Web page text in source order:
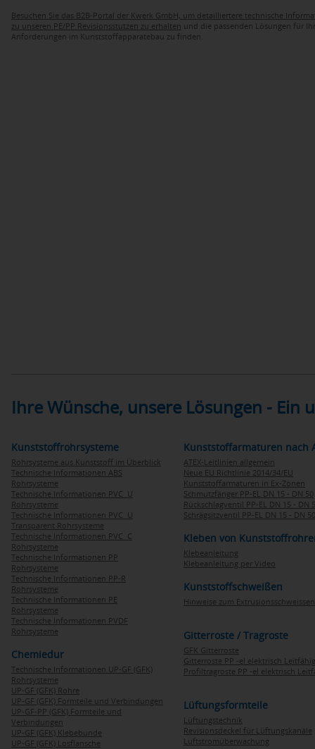
Besuchen Sie das B2B-Portal der Kwerk GmbH, um detailliertere technische
zu unseren PE/PP Revisionsstutzen zu erhalten und die passenden Lösungen für
Anforderungen im Kunststoffapparatebau zu finden.
Ihre Wünsche, unsere Lösungen -
Kunststoffrohrsysteme
Rohrsysteme aus Kunststoff im Überblick
Technische Informationen ABS
Rohrsysteme
Technische Informationen PVC U
Rohrsysteme
Technische Informationen PVC U
Transparent Rohrsysteme
Technische Informationen PVC C
Rohrsysteme
Technische Informationen PP
Rohrsysteme
Technische Informationen PP-R
Rohrsysteme
Technische Informationen PE
Rohrsysteme
Technische Informationen PVDF
Rohrsysteme
Chemiedur
Technische Informationen UP-GF (GFK)
Rohrsysteme
UP-GF (GFK) Rohre
UP-GF (GFK) Formteile und Verbindungen
UP-GF-PP (GFK) Formteile und
Verbindungen
UP-GF (GFK) Klebebunde
UP-GF (GFK) Losflansche
Kunststoffarmaturen nach
ATEX-Leitlinien allgemein
Neue EU Richtlinie 2014/34/EU
Kunststoffarmaturen in Ex-Zonen
Schmutzfänger PP-EL DN 15 - DN 50
Rückschlagventil PP-EL DN 15 - DN
Schrägsitzventil PP-EL DN 15 - DN 50
Kleben von
Klebeanleitung
Klebeanleitung per Video
Kunststoffschweißen
Hinweise zum Extrusionsschweissen
Gitterroste / Tragroste
GFK Gitterroste
Gitterroste PP -el elektrisch Leitfähig
Profiltragroste PP -el elektrisch
Lüftungsformteile
Lüftungstechnik
Revisionsdeckel für Lüftungskanäle
Luftstromüberwachung